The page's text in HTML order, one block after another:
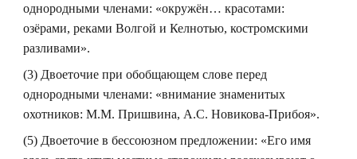
однородными членами: «окружён… красотами:
озёрами, реками Волгой и Келнотью, костромскими
разливами».
(3) Двоеточие при обобщающем слове перед
однородными членами: «внимание знаменитых
охотников: М.М. Пришвина, А.С. Новикова-Прибоя».
(5) Двоеточие в бессоюзном предложении: «Его имя